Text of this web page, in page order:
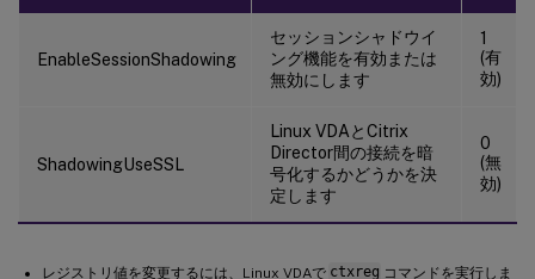
EnableSessionShadowing
セッションシャドウイ
ング機能を有効または
無効にします
1
(有
効)
ShadowingUseSSL
Linux VDAとCitrix
Director間の接続を暗
号化するかどうかを決
定します
0
(無
効)
レジストリ値を変更するには、Linux VDAで ctxreg コマンドを実行しま